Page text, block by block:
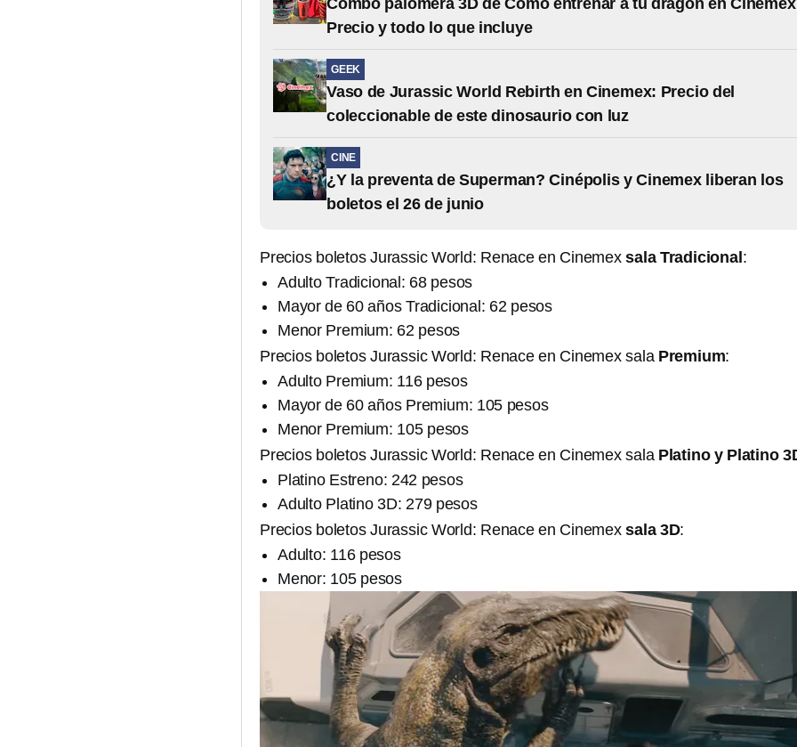
Combo palomera 3D de Cómo entrenar a tu dragón en
Precio y todo lo que incluye
GEEK
Vaso de Jurassic World Rebirth en Cinemex: Precio del
coleccionable de este dinosaurio con luz
CINE
¿Y la preventa de Superman? Cinépolis y Cinemex liberan los
boletos el 26 de junio
Precios boletos Jurassic World: Renace en Cinemexsala Tradicional :
Adulto Tradicional: 68 pesos
Mayor de 60 años Tradicional: 62 pesos
Menor Premium: 62 pesos
Precios boletos Jurassic World: Renace en Cinemex sala Premium:
Adulto Premium: 116 pesos
Mayor de 60 años Premium: 105 pesos
Menor Premium: 105 pesos
Precios boletos Jurassic World: Renace en Cinemex sala Platino y Platino
Platino Estreno: 242 pesos
Adulto Platino 3D: 279 pesos
Precios boletos Jurassic World: Renace en Cinemexsala 3D:
Adulto: 116 pesos
Menor: 105 pesos